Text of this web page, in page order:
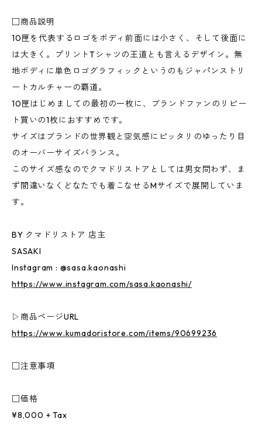
□商品説明
10匣を代表するロゴをボディ前面には小さく、そして後面に
は大きく。プリントTシャツの王道とも言えるデザイン。無
地ボディに単色ロゴグラフィックというのもジャパンストリ
ートカルチャーの覇道。
10匣はじめましての最初の一枚に、ブランドファンのリピー
ト買いの1枚におすすめです。
サイズはブランドの世界観と空気感にピッタリのゆったり目
のオーバーサイズバランス。
このサイズ感なのでクマドリストアとしては男女問わず、ま
ず間違いなくどなたでも着こなせるMサイズで展開していま
す。
BY クマドリストア 店主
SASAKI
Instagram : @sasa.kaonashi
https://www.instagram.com/sasa.kaonashi/
▷商品ページURL
https://www.kumadoristore.com/items/90699236
□注意事項
□価格
¥8,000 + Tax